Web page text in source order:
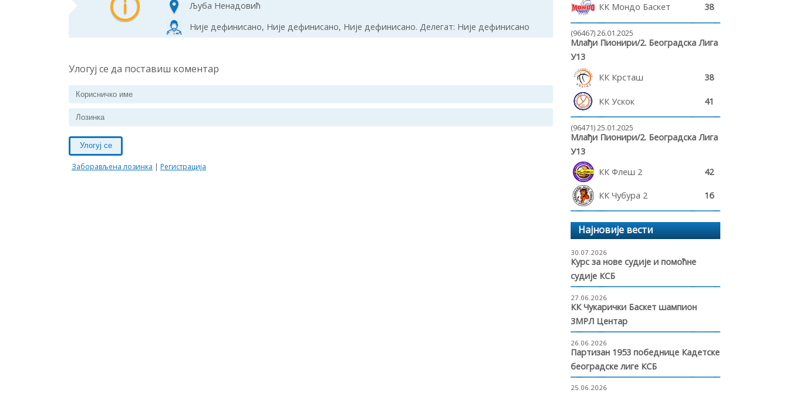
Љуба Ненадовић
Није дефинисано, Није дефинисано, Није дефинисано. Делегат: Није дефинисано
Улогуј се да поставиш коментар
Улогуј се
Заборављена лозинка | Регистрација
КК Мондо Баскет 38
(96467) 26.01.2025
Млађи Пионири/2. Београдска Лига
У13
КК Крсташ
38
КК Ускок 41
(96471) 25.01.2025
Млађи Пионири/2. Београдска Лига
У13
КК Флеш 2
42
КК Чубура 2 16
Најновије вести
30.07.2026
Курс за нове судије и помоћне
судије КСБ
27.06.2026
КК Чукарички Баскет шампион
3МРЛ Центар
26.06.2026
Партизан 1953 победнице Кадетске
београдске лиге КСБ
25.06.2026